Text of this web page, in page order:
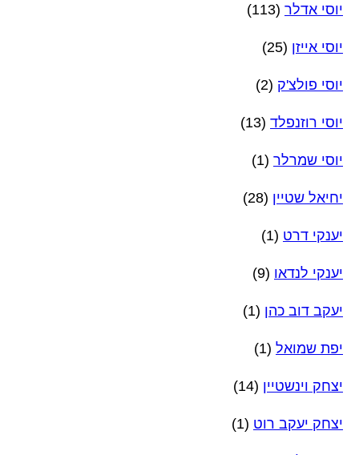
יוסי אדלר (113)
יוסי אייזן (25)
יוסי פולצ'ק (2)
יוסי רוזנפלד (13)
יוסי שמרלר (1)
יחיאל שטיין (28)
יענקי דרט (1)
יענקי לנדאו (9)
יעקב דוב כהן (1)
יפת שמואל (1)
יצחק וינשטיין (14)
יצחק יעקב רוט (1)